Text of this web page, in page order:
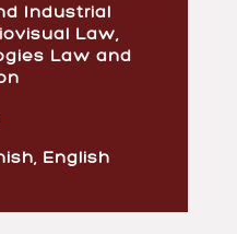
Industrial
Law,
Law and
English